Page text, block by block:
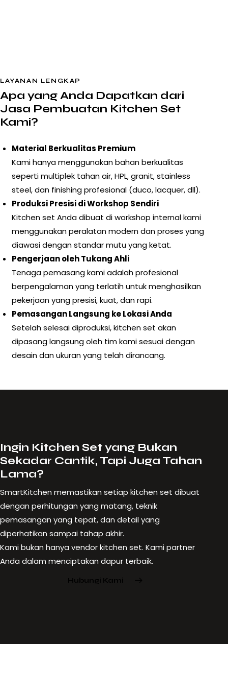
LAYANAN LENGKAP
Apa yang Anda Dapatkan dari
Jasa Pembuatan Kitchen Set
Kami?
Material Berkualitas Premium
Kami hanya menggunakan bahan berkualitas
seperti multiplek tahan air, HPL, granit, stainless
steel, dan finishing profesional (duco, lacquer, dll).
Produksi Presisi di Workshop Sendiri
Kitchen set Anda dibuat di workshop internal kami
menggunakan peralatan modern dan proses yang
diawasi dengan standar mutu yang ketat.
Pengerjaan oleh Tukang Ahli
Tenaga pemasang kami adalah profesional
berpengalaman yang terlatih untuk menghasilkan
pekerjaan yang presisi, kuat, dan rapi.
Pemasangan Langsung ke Lokasi Anda
Setelah selesai diproduksi, kitchen set akan
dipasang langsung oleh tim kami sesuai dengan
desain dan ukuran yang telah dirancang.
Ingin Kitchen Set yang Bukan
Sekadar Cantik, Tapi Juga Tahan
Lama?
SmartKitchen memastikan setiap kitchen set dibuat
dengan perhitungan yang matang, teknik
pemasangan yang tepat, dan detail yang
diperhatikan sampai tahap akhir.
Kami bukan hanya vendor kitchen set. Kami partner
Anda dalam menciptakan dapur terbaik.
Hubungi Kami